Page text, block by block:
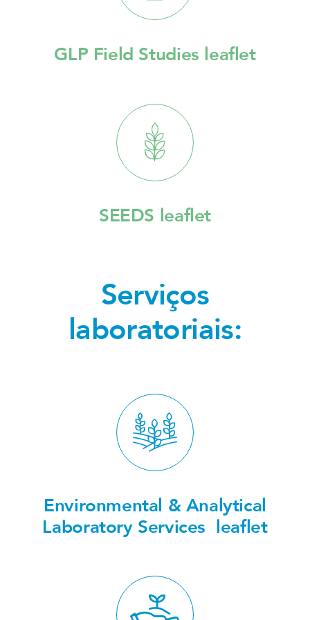
GLP Field Studies leaflet
SEEDS leaflet
Serviços
laboratoriais:
Environmental & Analytical
Laboratory Services leaflet